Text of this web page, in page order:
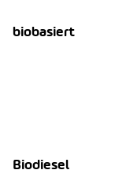
biobasiert
Biodiesel